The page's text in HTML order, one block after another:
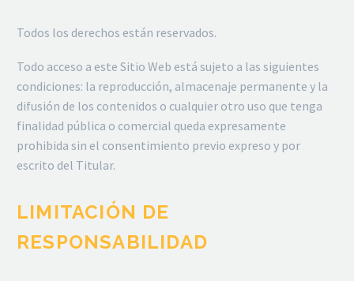
Todos los derechos están reservados.
Todo acceso a este Sitio Web está sujeto a las siguientes
condiciones: la reproducción, almacenaje permanente y la
difusión de los contenidos o cualquier otro uso que tenga
finalidad pública o comercial queda expresamente
prohibida sin el consentimiento previo expreso y por
escrito del Titular.
LIMITACIÓN DE
RESPONSABILIDAD